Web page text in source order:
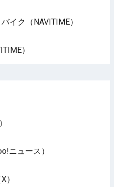
イク（NAVITIME）
）
ニュース）
）